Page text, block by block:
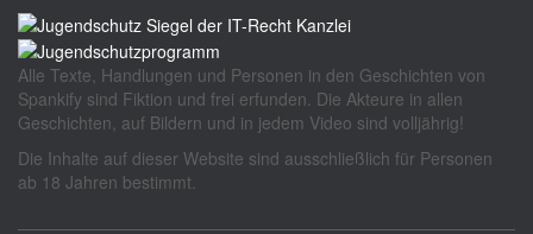
Alle Texte, Handlungen und Personen in den Geschichten von
Spankify sind Fiktion und frei erfunden. Die Akteure in allen
Geschichten, auf Bildern und in jedem Video sind volljährig!
Die Inhalte auf dieser Website sind ausschließlich für Personen
ab 18 Jahren bestimmt.